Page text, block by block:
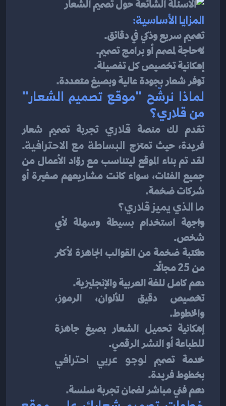
المزايا الأساسية:
تصميم سريع وذكي في دقائق.
لا حاجة لمصمم أو برامج تصميم.
إمكانية تخصيص كل تفصيلة.
توفر شعار بجودة عالية وبصيغ متعددة.
من قلاري؟
تقدم لك منصة قلاري تجربة تصميم شعار
فريدة، حيث تمتزج البساطة مع الاحترافية
شركات ضخمة.
ما الذي يميز قلاري؟
شخص.
مكتبة ضخمة من القوالب الجاهزة لأكثر
من 25 مجالًا.
دعم كامل للغة العربية والإنجليزية.
والخطوط.
للطباعة أو النشر الرقمي.
خدمة تصميم لوجو عربي احترافي
بخطوط فريدة.
دعم فني مباشر لضمان تجربة سلسة.